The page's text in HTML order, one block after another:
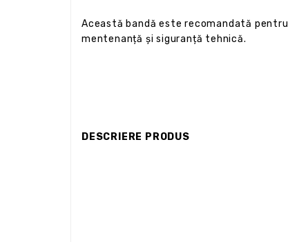
Această bandă este recomandată
mentenanță și siguranță tehnică.
DESCRIERE PRODUS